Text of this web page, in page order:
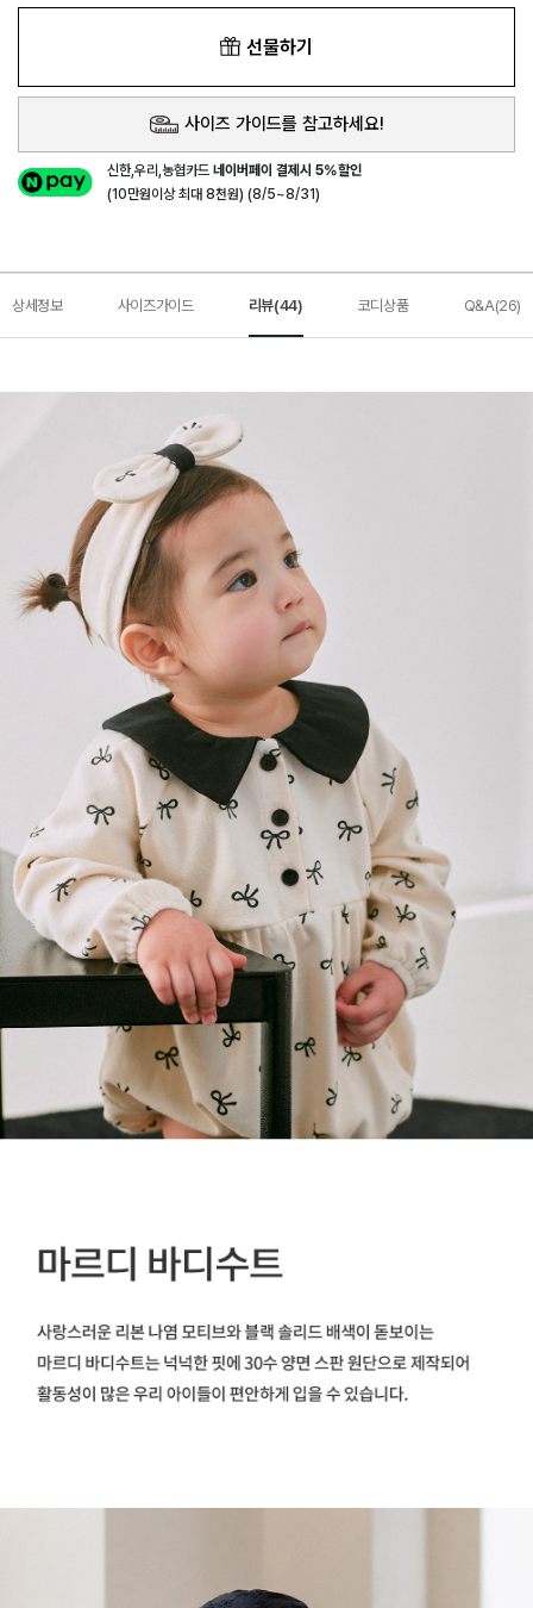
선물하기
사이즈 가이드를 참고하세요!
신한,우리,농협카드네이버페이 결제시 5%할인
(10만원이상 최대 8천원) (8/5~8/31)
상세정보 사이즈가이드 리뷰(44) 코디상품 Q&A(26)